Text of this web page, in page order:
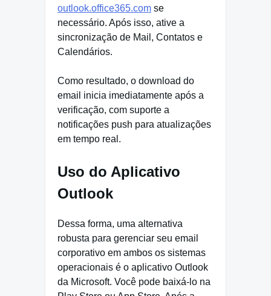
outlook.office365.com se
necessário. Após isso, ative a
sincronização de Mail, Contatos e
Calendários.
Como resultado, o download do
email inicia imediatamente após a
verificação, com suporte a
notificações push para atualizações
em tempo real.
Uso do Aplicativo
Outlook
Dessa forma, uma alternativa
robusta para gerenciar seu email
corporativo em ambos os sistemas
operacionais é o aplicativo Outlook
da Microsoft. Você pode baixá-lo na